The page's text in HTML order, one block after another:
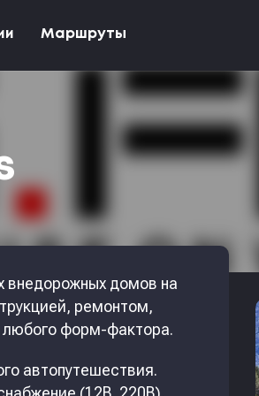
Маршруты
внедорожных домов на
ремонтом,
форм-фактора.
автопутешествия.